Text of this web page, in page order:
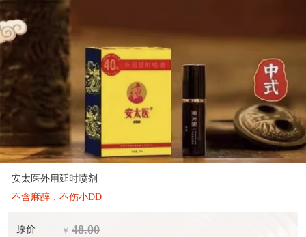
安太医外用延时喷剂
不含麻醉，不伤小DD
原价 ￥ 48.00